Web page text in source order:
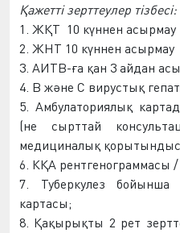
Қажетті зерттеулер тізбесі:
1. ЖҚТ 10 күннен асырмау
2. ЖНТ 10 күннен асырмау
3. АИТВ-ға қан 3 айдан
4. В және С вирустық
5. Амбулаториялық
(не сырттай
медициналық
6. КҚА рентгенограммасы /
7. Туберкулез бойынша
картасы;
8. Қақырықты 2 рет